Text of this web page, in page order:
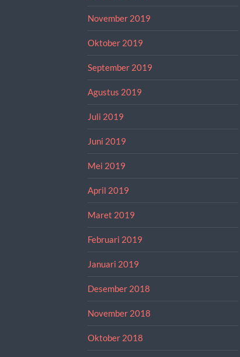
November 2019
Oktober 2019
September 2019
Agustus 2019
Juli 2019
Juni 2019
Mei 2019
April 2019
Maret 2019
Februari 2019
Januari 2019
Desember 2018
November 2018
Oktober 2018